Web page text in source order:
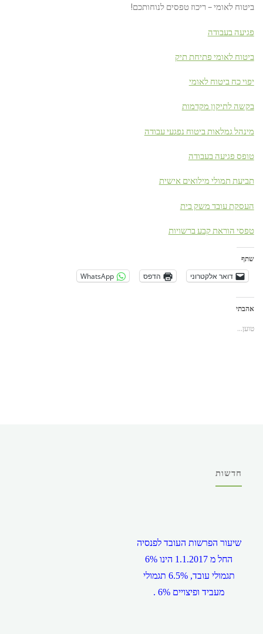
ביטוח לאומי – ריכוז טפסים לנוחותכם!
פגיעה בעבודה
ביטוח לאומי פתיחת תיק
יפוי כח ביטוח לאומי
בקשה לתיקון מקדמות
מינהל גמלאות ביטוח נפגעי עבודה
טופס פגיעה בעבודה
תביעת תמולי מילואים אישית
העסקת עובד משק בית
טפסי הוראת קבע ברשויות
שתף
דואר אלקטרוני
הדפס WhatsApp
אהבתי
טוען...
חדשות
שיעור הפרשות העובד לפנסיה
החל מ 1.1.2017 הינו 6%
תגמולי עובד, 6.5% תגמולי
מעביד ופיצויים 6% .